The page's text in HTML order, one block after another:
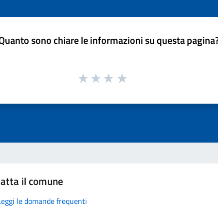
sono chiare le informazioni su questa
il comune
le domande frequenti